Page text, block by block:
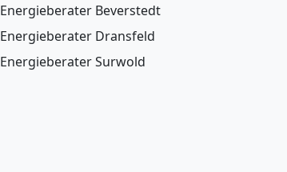
Energieberater Beverstedt
Energieberater Dransfeld
Energieberater Surwold